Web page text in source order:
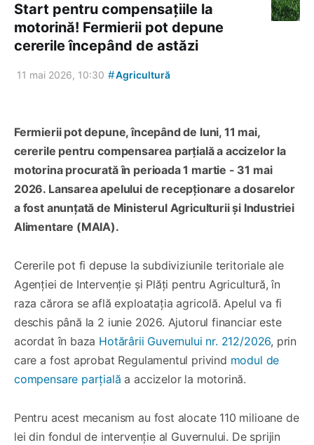
Start pentru compensațiile la
motorină! Fermierii pot depune
cererile începând de astăzi
11 mai 2026, 10:30 #Agricultură
Fermierii pot depune, începând de luni, 11 mai,
cererile pentru compensarea parțială a accizelor la
motorina procurată în perioada 1 martie - 31 mai
2026. Lansarea apelului de recepționare a dosarelor
a fost anunțată de Ministerul Agriculturii și Industriei
Alimentare (MAIA).
Cererile pot fi depuse la subdiviziunile teritoriale ale
Agenției de Intervenție și Plăți pentru Agricultură, în
raza cărora se află exploatația agricolă. Apelul va fi
deschis până la 2 iunie 2026. Ajutorul financiar este
acordat în baza Hotărârii Guvernului nr. 212/2026, prin
care a fost aprobat Regulamentul privind modul de
compensare parțială a accizelor la motorină.
Pentru acest mecanism au fost alocate 110 milioane de
lei din fondul de intervenție al Guvernului. De sprijin